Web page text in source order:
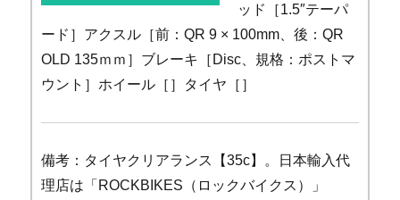
ッド［1.5″テーパ
ード］アクスル［前：QR 9 × 100mm、後：QR
OLD 135ｍｍ］ブレーキ［Disc、規格：ポストマ
ウント］ホイール［］タイヤ［］
備考：タイヤクリアランス【35c】。日本輸入代
理店は「ROCKBIKES（ロックバイクス）」